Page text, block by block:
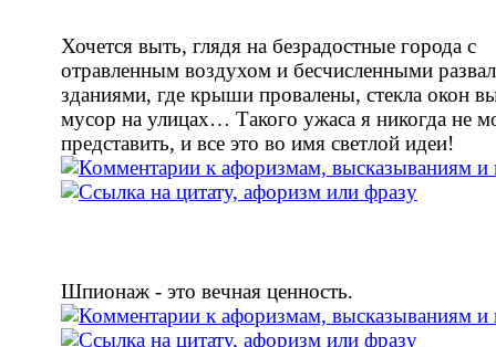
Хочется выть, глядя на безрадостные города с
отравленным воздухом и бесчисленными
зданиями, где крыши провалены, стекла окон
мусор на улицах… Такого ужаса я никогда не
представить, и все это во имя светлой идеи!
Шпионаж - это вечная ценность.